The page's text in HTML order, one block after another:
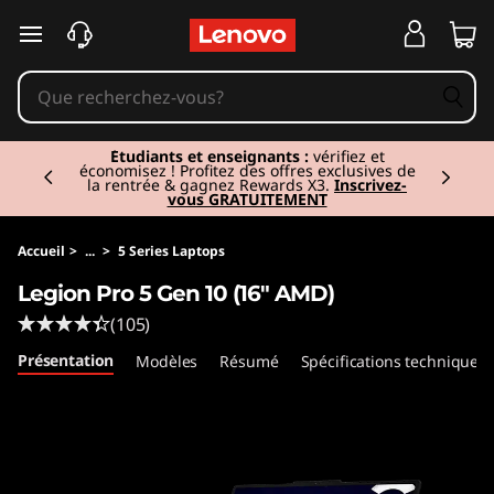
e
g
o
n
P
passer au contenu principal
Étudiants et enseignants :vérifiez et
économisez ! Profitez des offres exclusives de
la rentrée & gagnez Rewards X3. Inscrivez-
vous GRATUITEMENT
Currently displaying item 2 of 3
Accueil > ... > 5 Series Laptops
Legion Pro 5 Gen 10 (16" AMD)
(105)
Présentation Modèles Résumé Spécifications techniques